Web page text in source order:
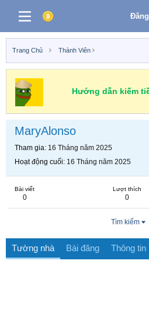
Trang Chủ Thành Viên
Hướng dẫn kiếm
MaryAlonso
Tham gia 16 Tháng năm 2025
Hoạt động cuối 16 Tháng năm 2025
Bài viết
0
Lượt thích
0
Tìm kiếm
Tường nhà Bài đăng Thông tin